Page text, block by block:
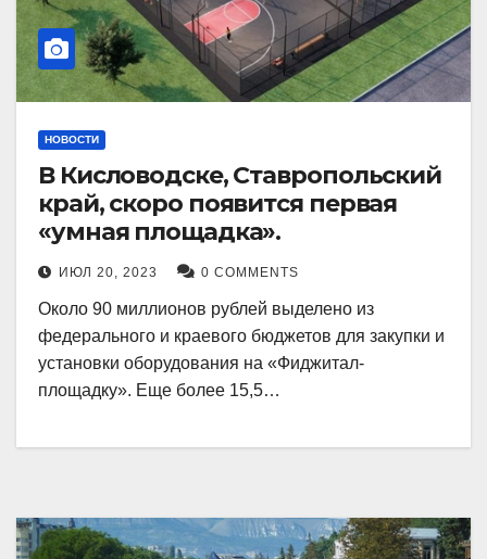
НОВОСТИ
В Кисловодске, Ставропольский
край, скоро появится первая
«умная площадка».
ИЮЛ 20, 2023 0 COMMENTS
Около 90 миллионов рублей выделено из
федерального и краевого бюджетов для закупки и
установки оборудования на «Фиджитал-
площадку». Еще более 15,5…